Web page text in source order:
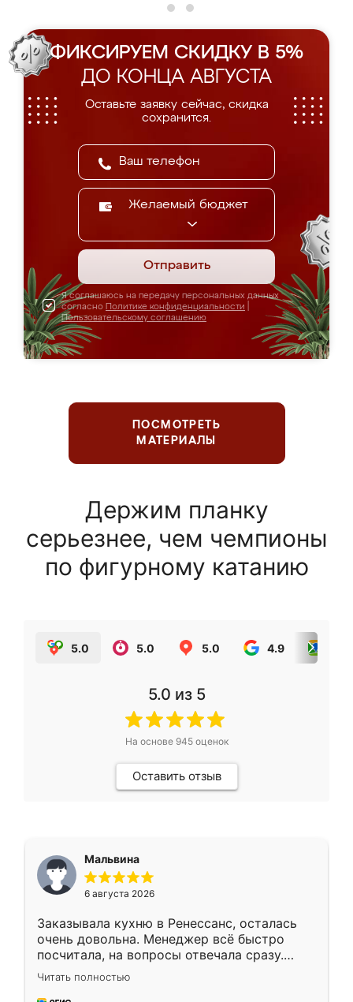
ФИКСИРУЕМ СКИДКУ В 5%
ДО КОНЦА АВГУСТА
Оставьте заявку сейчас, скидка
сохранится.
Желаемый бюджет
Отправить
Я соглашаюсь на передачу персональных данных
согласно Политике конфиденциальности
Пользовательскому соглашению
ПОСМОТРЕТЬ
МАТЕРИАЛЫ
Держим планку
серьезнее, чем чемпионы
по фигурному катанию
5.0 5.0 5.0 4.9
5.0 из 5
На основе 945оценок
Оставить отзыв
Мальвина
6 августа 2026
Заказывала кухню в Ренессанс, осталась
очень довольна. Менеджер всё быстро
посчитала, на вопросы отвечала сразу.
Замерщик приехал в субботу, подошёл к
делу со всей ответственностью. Собрали
Читать полностью